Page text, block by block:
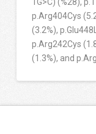
p.Arg404Cys
(3.2%),
p.Arg242Cys
(1.3%), and